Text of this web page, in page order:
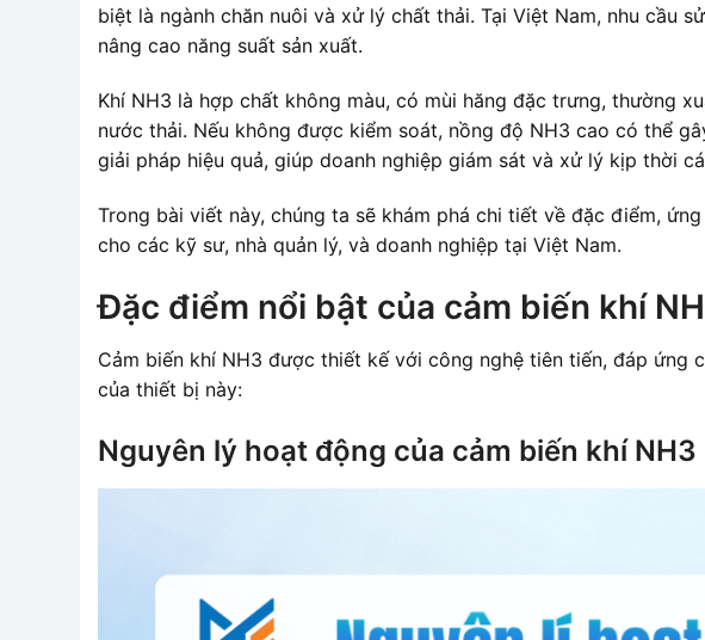
biệt là ngành chăn nuôi và xử lý chất thải. Tại Việt Nam, nhu cầu
nâng cao năng suất sản xuất.
Khí NH3 là hợp chất không màu, có mùi hăng đặc trưng, thường
nước thải. Nếu không được kiểm soát, nồng độ NH3 cao có thể
giải pháp hiệu quả, giúp doanh nghiệp giám sát và xử lý kịp thời
Trong bài viết này, chúng ta sẽ khám phá chi tiết về đặc điểm,
cho các kỹ sư, nhà quản lý, và doanh nghiệp tại Việt Nam.
Đặc điểm nổi bật của cảm biến khí
Cảm biến khí NH3 được thiết kế với công nghệ tiên tiến, đáp
của thiết bị này:
Nguyên lý hoạt động của cảm biến khí NH3